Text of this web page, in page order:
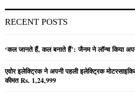
RECENT POSTS
‘कल जानते हैं, कल बनाते हैं’: जैनम ने लॉन्च किया
एवोर इलेक्ट्रिक ने अपनी पहली इलेक्ट्रिक
कीमत Rs. 1,24,999